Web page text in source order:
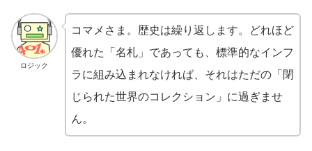
ロジック
コマメさま。歴史は繰り返します。どれほど
優れた「名札」であっても、標準的なインフ
ラに組み込まれなければ、それはただの「閉
じられた世界のコレクション」に過ぎませ
ん。